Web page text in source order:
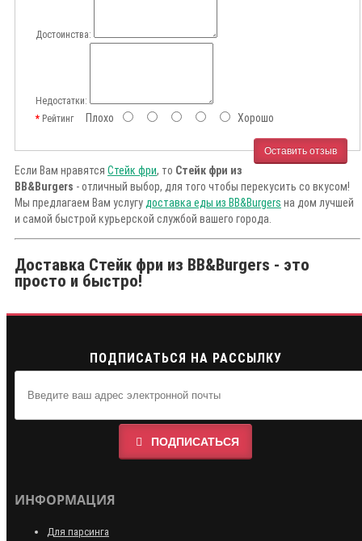
Достоинства:
Недостатки:
РейтингПлохо Хорошо
Оставить отзыв
Если Вам нравятся Стейк фри, то Стейк фри из
BB&Burgers - отличный выбор, для того чтобы перекусить со вкусом!
Мы предлагаем Вам услугу доставка еды из BB&Burgers на дом лучшей
и самой быстрой курьерской службой вашего города.
Доставка Стейк фри из BB&Burgers - это
просто и быстро!
ПОДПИСАТЬСЯ НА РАССЫЛКУ
ПОДПИСАТЬСЯ
ИНФОРМАЦИЯ
Для парсинга